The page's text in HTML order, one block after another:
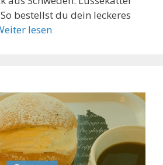
bestellst du dein leckeres
lesen